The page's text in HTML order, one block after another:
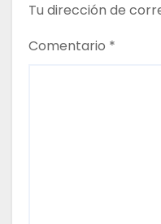
t
r
Tu dirección de
Comentario *